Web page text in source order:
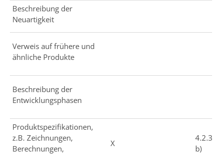
Beschreibung der
Neuartigkeit
Verweis auf frühere und
ähnliche Produkte
Beschreibung der
Entwicklungsphasen
Produktspezifikationen,
z.B. Zeichnungen,
Berechnungen,
X
4.2.3
b)